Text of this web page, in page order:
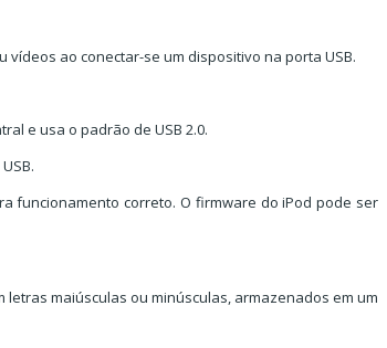
ao conectar-se um dispositivo na porta USB.
e usa o padrão de USB 2.0.
funcionamento correto. O firmware do iPod pode ser
letras maiúsculas ou minúsculas, armazenados em um